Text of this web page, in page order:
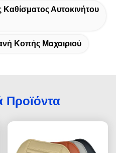
Αυτοκινήτου
Κοπής Μαχαιριού
Προϊόντα